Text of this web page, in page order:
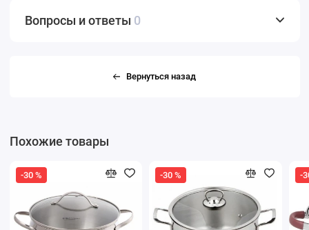
Вопросы и ответы 0
Вернуться назад
Похожие товары
-30 % -30 % -